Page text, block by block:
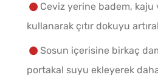
Ceviz yerine badem,
kullanarak çıtır dokuyu
Sosun içerisine birkaç
portakal suyu ekleyerek